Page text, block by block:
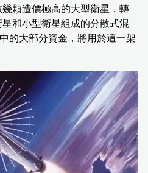
顆造價極高的大型衛星，轉
和小型衛星組成的分散式混
的大部分資金，將用於這一架